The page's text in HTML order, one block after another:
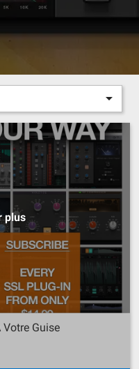

plus
Guise